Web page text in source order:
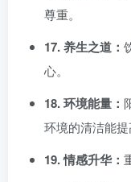
尊重。
17. 养生之道：
心。
18. 环境能量：
环境的清洁能提
19. 情感升华：